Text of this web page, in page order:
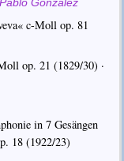
c-Moll op. 81
op. 21 (1829/30) ·
in 7 Gesängen
18 (1922/23)